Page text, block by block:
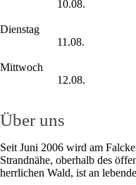
10.08.
Dienstag
11.08.
Mittwoch
12.08.
Über uns
Seit Juni 2006 wird am
Strandnähe, oberhalb des
herrlichen Wald, ist an